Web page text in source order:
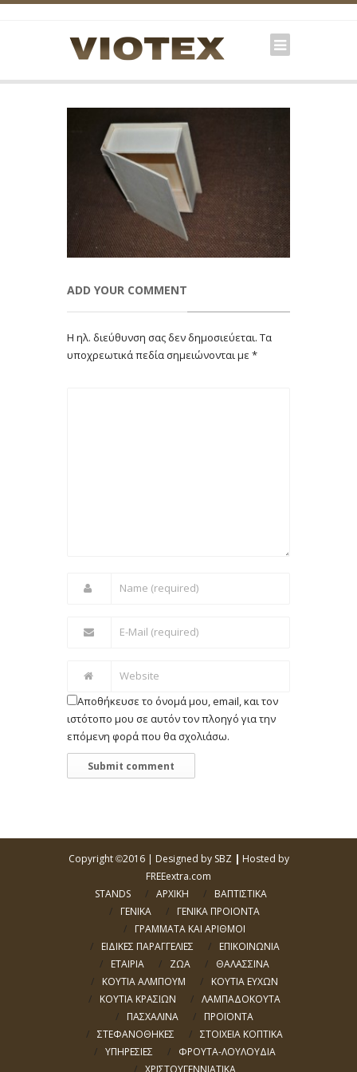
ADD YOUR COMMENT
Η ηλ. διεύθυνση σας δεν δημοσιεύεται. Τα
υποχρεωτικά πεδία σημειώνονται με *
Αποθήκευσε το όνομά μου, email, και τον
ιστότοπο μου σε αυτόν τον πλοηγό για την
επόμενη φορά που θα σχολιάσω.
Copyright ©2016 | Designed by SBZ | Hosted by
FREEextra.com
STANDS
ΑΡΧΙΚΗ
ΒΑΠΤΙΣΤΙΚΑ
ΓΕΝΙΚΑ
ΓΕΝΙΚΑ ΠΡΟΙΟΝΤΑ
ΓΡΑΜΜΑΤΑ ΚΑΙ ΑΡΙΘΜΟΙ
ΕΙΔΙΚΕΣ ΠΑΡΑΓΓΕΛΙΕΣ
ΕΠΙΚΟΙΝΩΝΙΑ
ΕΤΑΙΡΙΑ
ΖΩΑ
ΘΑΛΑΣΣΙΝΑ
ΚΟΥΤΙΑ ΑΛΜΠΟΥΜ
ΚΟΥΤΙΑ ΕΥΧΩΝ
ΚΟΥΤΙΑ ΚΡΑΣΙΩΝ
ΛΑΜΠΑΔΟΚΟΥΤΑ
ΠΑΣΧΑΛΙΝΑ
ΠΡΟΪΟΝΤΑ
ΣΤΕΦΑΝΟΘΗΚΕΣ
ΣΤΟΙΧΕΙΑ ΚΟΠΤΙΚΑ
ΥΠΗΡΕΣΙΕΣ
ΦΡΟΥΤΑ-ΛΟΥΛΟΥΔΙΑ
ΧΡΙΣΤΟΥΓΕΝΝΙΑΤΙΚΑ